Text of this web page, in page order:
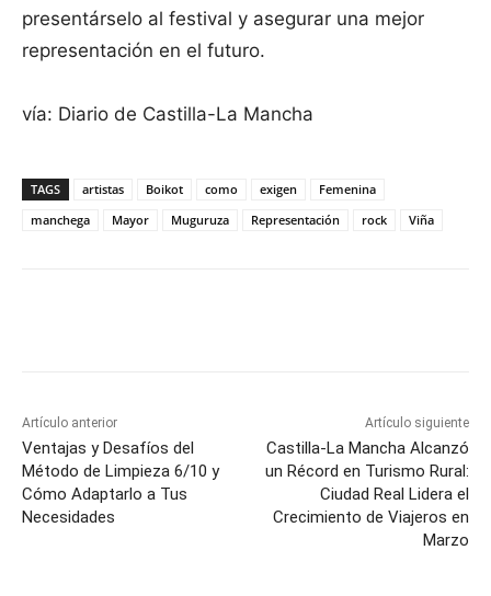
presentárselo al festival y asegurar una mejor
representación en el futuro.
vía: Diario de Castilla-La Mancha
TAGS artistas Boikot como exigen
Femenina
manchega
Mayor Muguruza Representación rock Viña
Artículo anterior
Ventajas y Desafíos del
Método de Limpieza 6/10 y
Cómo Adaptarlo a Tus
Necesidades
Artículo siguiente
Castilla-La Mancha Alcanzó
un Récord en Turismo Rural:
Ciudad Real Lidera el
Crecimiento de Viajeros en
Marzo